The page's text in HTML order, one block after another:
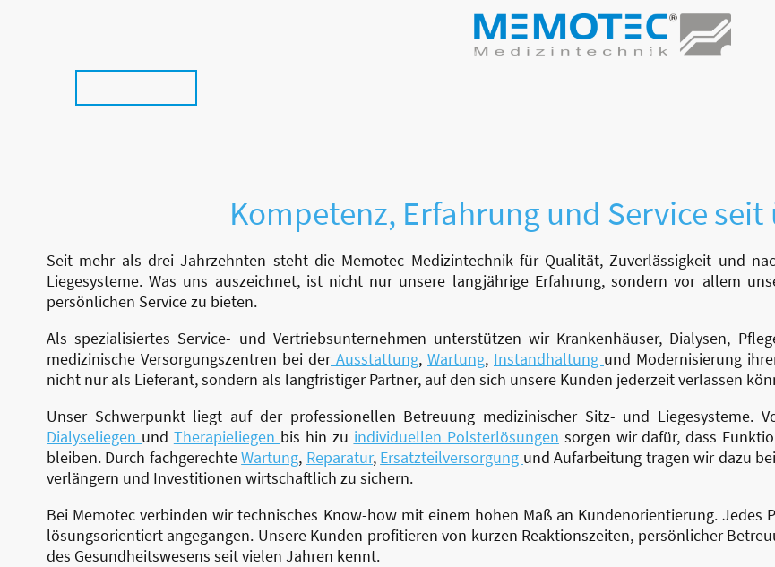
Kompetenz, Erfahrung und Service seit
Seit mehr als drei Jahrzehnten steht die Memotec Medizintechnik für Qualität, Zuverlässigkeit und
Liegesysteme. Was uns auszeichnet, ist nicht nur unsere langjährige Erfahrung, sondern vor allem
persönlichen Service zu bieten.
Als spezialisiertes Service- und Vertriebsunternehmen unterstützen wir Krankenhäuser, Dialysen,
medizinische Versorgungszentren bei derAusstattung, Wartung, Instandhaltung und Modernisierung
nicht nur als Lieferant, sondern als langfristiger Partner, auf den sich unsere Kunden jederzeit verlassen
Unser Schwerpunkt liegt auf der professionellen Betreuung medizinischer Sitz- und Liegesysteme.
Dialyseliegen und Therapieliegen bis hin zu individuellen Polsterlösungen sorgen wir dafür, dass
bleiben. Durch fachgerechteWartung, Reparatur, Ersatzteilversorgung und Aufarbeitung tragen wir dazu
verlängern und Investitionen wirtschaftlich zu sichern.
Bei Memotec verbinden wir technisches Know-how mit einem hohen Maß an Kundenorientierung.
lösungsorientiert angegangen. Unsere Kunden profitieren von kurzen Reaktionszeiten, persönlicher
des Gesundheitswesens seit vielen Jahren kennt.